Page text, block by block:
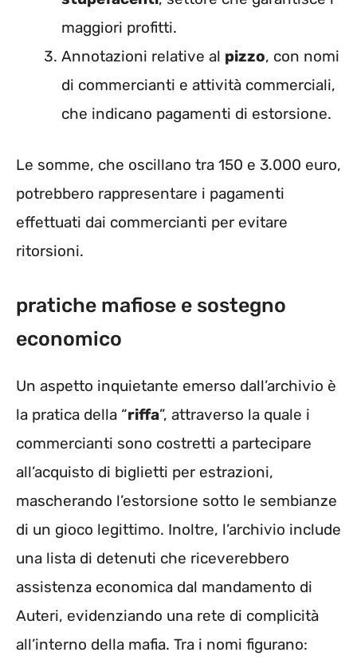
maggiori profitti.
Annotazioni relative al pizzo, con nomi
di commercianti e attività commerciali,
che indicano pagamenti di estorsione.
Le somme, che oscillano tra 150 e 3.000 euro,
potrebbero rappresentare i pagamenti
effettuati dai commercianti per evitare
ritorsioni.
pratiche mafiose e sostegno
economico
Un aspetto inquietante emerso dall’archivio è
la pratica della “riffa”, attraverso la quale i
commercianti sono costretti a partecipare
all’acquisto di biglietti per estrazioni,
mascherando l’estorsione sotto le sembianze
di un gioco legittimo. Inoltre, l’archivio include
una lista di detenuti che riceverebbero
assistenza economica dal mandamento di
Auteri, evidenziando una rete di complicità
all’interno della mafia. Tra i nomi figurano: